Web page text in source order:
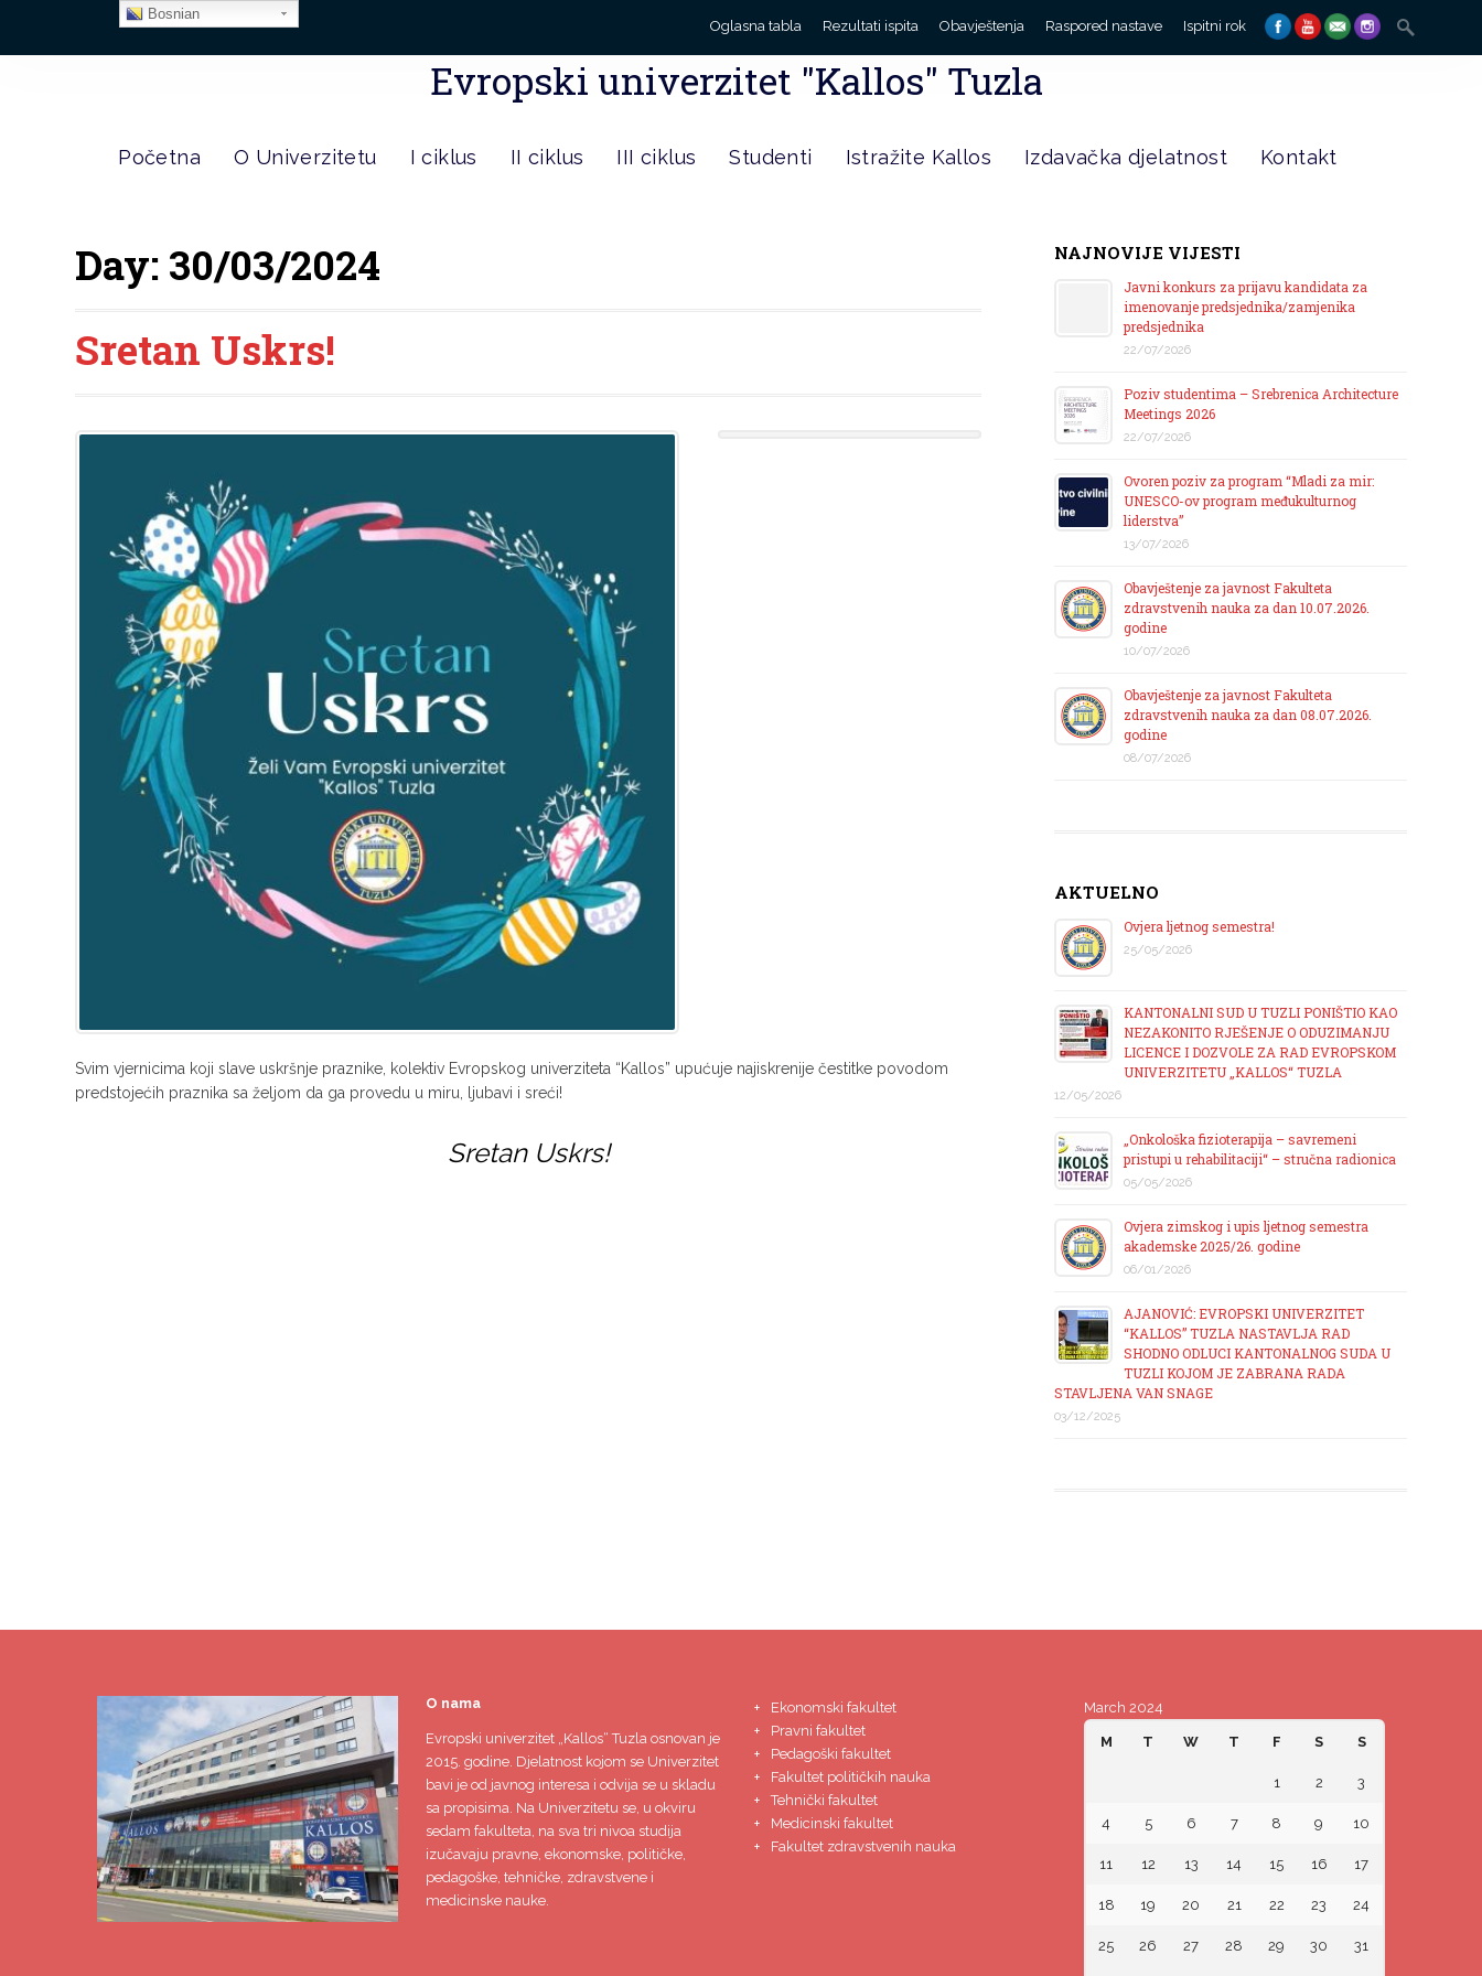
Oglasna tabla Rezultati ispita Obavještenja Raspored nastave Ispitni rok
Search
for:
Evropski univerzitet "Kallos" Tuzla
Početna O Univerzitetu I ciklus II ciklus III ciklus Studenti Istražite Kallos Izdavačka djelatnost Kontakt
Day: 30/03/2024
Sretan Uskrs!
Svim vjernicima koji slave uskršnje praznike, kolektiv Evropskog univerziteta “Kallos” upućuje najiskrenije čestitke povodom
predstojećih praznika sa željom da ga provedu u miru, ljubavi i sreći!
Sretan Uskrs!
NAJNOVIJE VIJESTI
Javni konkurs za prijavu kandidata za
imenovanje predsjednika/zamjenika
predsjednika
22/07/2026
Poziv studentima – Srebrenica Architecture
Meetings 2026
22/07/2026
Ovoren poziv za program “Mladi za mir:
UNESCO-ov program međukulturnog
liderstva”
13/07/2026
Obavještenje za javnost Fakulteta
zdravstvenih nauka za dan 10.07.2026.
godine
10/07/2026
Obavještenje za javnost Fakulteta
zdravstvenih nauka za dan 08.07.2026.
godine
08/07/2026
AKTUELNO
Ovjera ljetnog semestra!
25/05/2026
KANTONALNI SUD U TUZLI PONIŠTIO KAO
NEZAKONITO RJEŠENJE O ODUZIMANJU
LICENCE I DOZVOLE ZA RAD EVROPSKOM
UNIVERZITETU „KALLOS“ TUZLA
12/05/2026
„Onkološka fizioterapija – savremeni
pristupi u rehabilitaciji“ – stručna radionica
05/05/2026
Ovjera zimskog i upis ljetnog semestra
akademske 2025/26. godine
06/01/2026
AJANOVIĆ: EVROPSKI UNIVERZITET
“KALLOS” TUZLA NASTAVLJA RAD
SHODNO ODLUCI KANTONALNOG SUDA U
TUZLI KOJOM JE ZABRANA RADA
STAVLJENA VAN SNAGE
03/12/2025
O nama
Evropski univerzitet „Kallos“ Tuzlaosnovan je
2015. godine. Djelatnost kojom se Univerzitet
bavi je od javnog interesa i odvija se u skladu
sa propisima. Na Univerzitetu se, u okviru
sedam fakulteta, na sva tri nivoa studija
izučavaju pravne, ekonomske, političke,
pedagoške, tehničke, zdravstvene i
medicinske nauke.
Ekonomski fakultet
Pravni fakultet
Pedagoški fakultet
Fakultet političkih nauka
Tehnički fakultet
Medicinski fakultet
Fakultet zdravstvenih nauka
March 2024
M T W T F S S
1 2 3
4 5 6 7 8 9 10
11 12 13 14 15 16 17
18 19 20 21 22 23 24
25 26 27 28 29 30 31
Bosnian